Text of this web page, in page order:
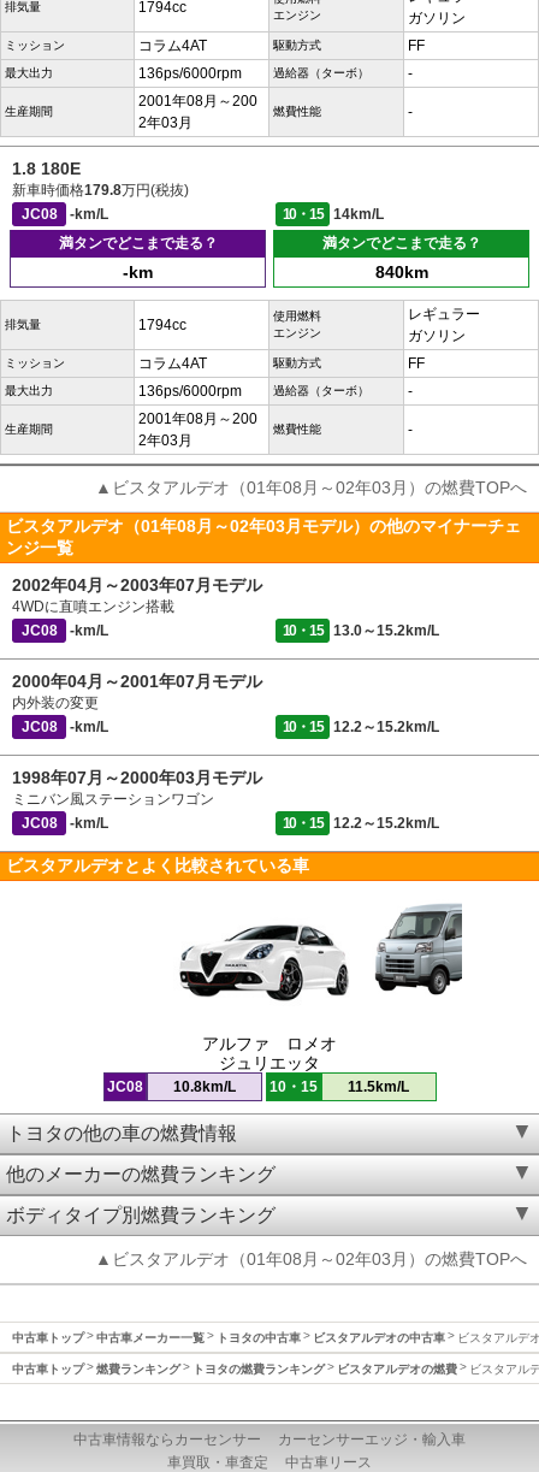
排気量 1794cc
エンジン
ガソリン
ミッション コラム4AT 駆動方式 FF
最大出力 136ps/6000rpm 過給器（ターボ） -
生産期間
2001年08月～200
2年03月
燃費性能 -
1.8 180E
新車時価格179.8万円(税抜)
JC08
-km/L 10・15
14km/L
満タンでどこまで走る？
-km
満タンでどこまで走る？
840km
排気量 1794cc
使用燃料
エンジン
レギュラー
ガソリン
ミッション コラム4AT 駆動方式 FF
最大出力 136ps/6000rpm 過給器（ターボ） -
生産期間
2001年08月～200
2年03月
燃費性能 -
▲ビスタアルデオ（01年08月～02年03月）の燃費TOPへ
ビスタアルデオ（01年08月～02年03月モデル）の他のマイナーチェ
ンジ一覧
2002年04月～2003年07月モデル
4WDに直噴エンジン搭載
JC08
-km/L 10・15 13.0～15.2km/L
2000年04月～2001年07月モデル
内外装の変更
JC08
-km/L 10・15 12.2～15.2km/L
1998年07月～2000年03月モデル
ミニバン風ステーションワゴン
JC08
-km/L 10・15 12.2～15.2km/L
ビスタアルデオとよく比較されている車
アルファ ロメオ
ジュリエッタ
JC08 10.8km/L 10・15 11.5km/L
トヨタの他の車の燃費情報
他のメーカーの燃費ランキング
ボディタイプ別燃費ランキング
▲ビスタアルデオ（01年08月～02年03月）の燃費TOPへ
中古車トップ 中古車メーカー一覧 トヨタの中古車 ビスタアルデオの中古車 ビスタアルデ
中古車トップ 燃費ランキング トヨタの燃費ランキング ビスタアルデオの燃費 ビスタアル
中古車情報ならカーセンサー
カーセンサーエッジ・輸入車
車買取・車査定
中古車リース